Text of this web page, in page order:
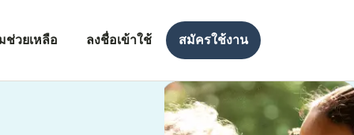
ช่วยเหลือ ลงชื่อเข้าใช้ สมัครใช้งาน